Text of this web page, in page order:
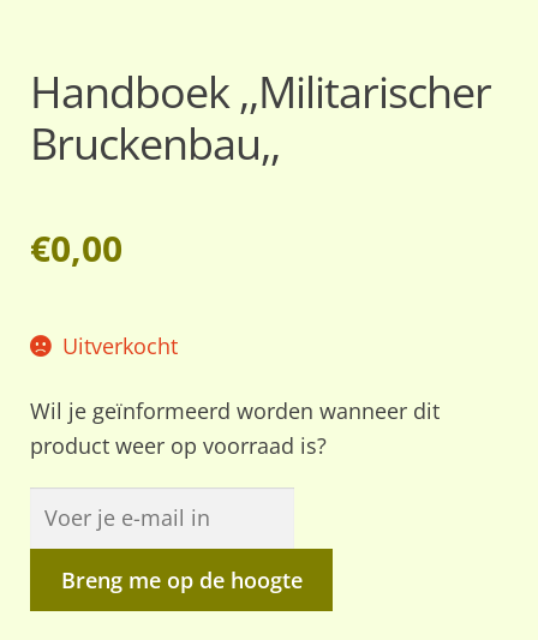
Handboek ,,Militarischer
Bruckenbau,,
€0,00
Uitverkocht
Wil je geïnformeerd worden wanneer dit
product weer op voorraad is?
Breng me op de hoogte